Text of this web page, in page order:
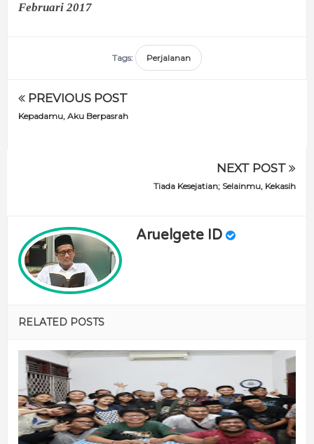
Februari 2017
Tags: Perjalanan
PREVIOUS POST
Kepadamu, Aku Berpasrah
NEXT POST
Tiada Kesejatian; Selainmu, Kekasih
Aruelgete ID
RELATED POSTS